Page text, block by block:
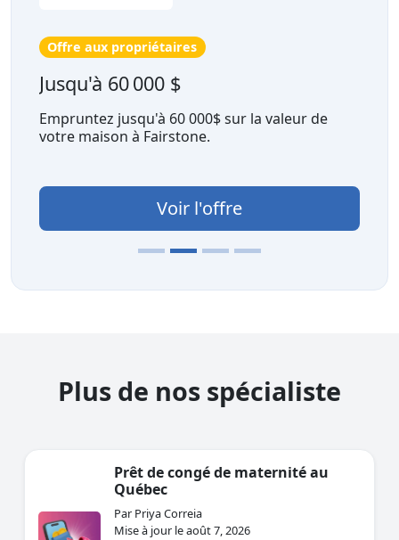
Offre aux propriétaires
Jusqu'à 60 000 $
Empruntez jusqu'à 60 000$ sur la valeur de
votre maison à Fairstone.
Voir l'offre
Plus de nos spécialiste
Prêt de congé de maternité au
Québec
Par Priya Correia
Mise à jour le août 7, 2026